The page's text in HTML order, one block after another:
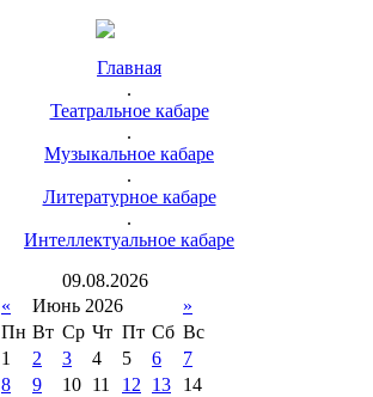
Главная
.
Театральное кабаре
.
Музыкальное кабаре
.
Литературное кабаре
.
Интеллектуальное кабаре
09.08.2026
«
Июнь 2026
»
Пн Вт Ср Чт Пт Сб Вс
1
2 3 4 5 6
7
8
9 10 11 12 13
14